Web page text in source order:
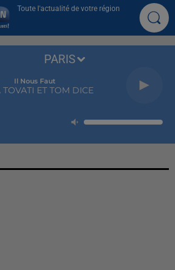
Toute l'actualité de votre région
Il Nous Faut
TOVATI ET TOM DICE
PARIS